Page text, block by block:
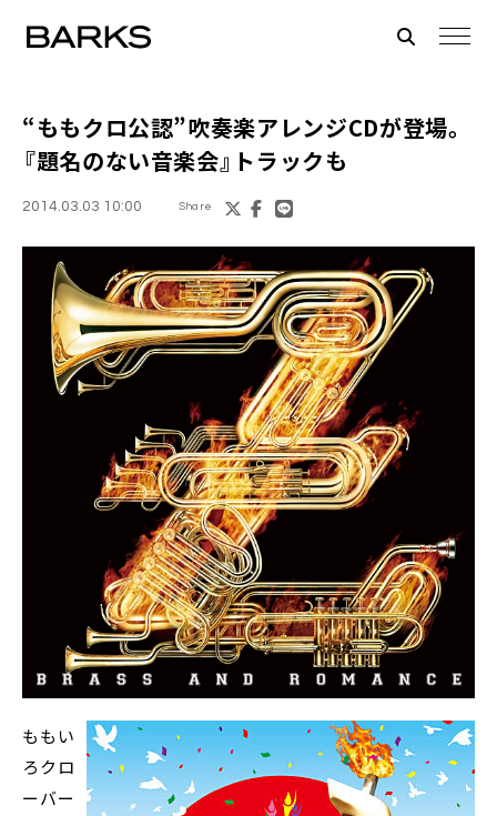
“ももクロ公認”吹奏楽アレンジCDが登場。
『題名のない音楽会』トラックも
2014.03.03 10:00 Share
ももい
ろクロ
ーバー